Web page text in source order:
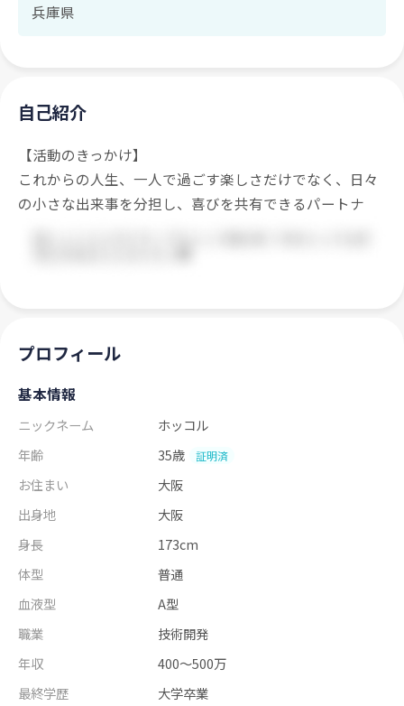
兵庫県
自己紹介
【活動のきっかけ】
これからの人生、一人で過ごす楽しさだけでなく、日々
の小さな出来事を分担し、喜びを共有できるパートナ
プロフィール
基本情報
ニックネーム
ホッコル
年齢
35歳 証明済
お住まい
大阪
出身地
大阪
身長
173cm
体型
普通
血液型
A型
職業
技術開発
年収
400～500万
最終学歴
大学卒業